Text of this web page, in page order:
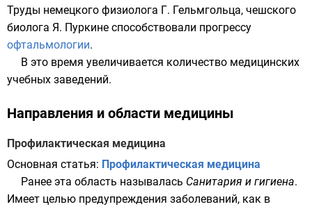
Труды немецкого физиолога Г. Гельмгольца, чешского
биолога Я. Пуркине способствовали прогрессу
офтальмологии.
В это время увеличивается количество медицинских
учебных заведений.
Направления и области медицины
Профилактическая медицина
Основная статья: Профилактическая медицина
Ранее эта область называлась Санитария и гигиена.
Имеет целью предупреждения заболеваний, как в